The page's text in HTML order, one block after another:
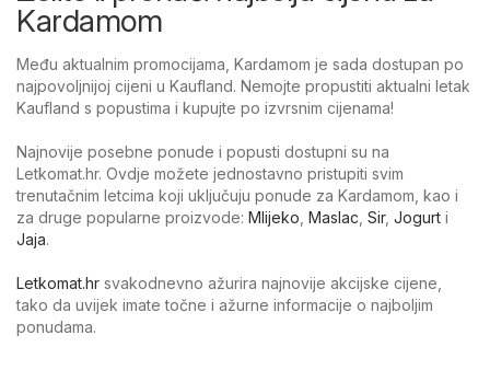
Kardamom
Među aktualnim promocijama, Kardamom je sada dostupan po
najpovoljnijoj cijeni u Kaufland. Nemojte propustiti aktualni letak
Kaufland s popustima i kupujte po izvrsnim cijenama!
Najnovije posebne ponude i popusti dostupni su na
Letkomat.hr. Ovdje možete jednostavno pristupiti svim
trenutačnim letcima koji uključuju ponude za Kardamom, kao i
za druge popularne proizvode: Mlijeko Maslac Sir, Jogurt i
Jaja.
Letkomat.hr svakodnevno ažurira najnovije akcijske cijene,
tako da uvijek imate točne i ažurne informacije o najboljim
ponudama.